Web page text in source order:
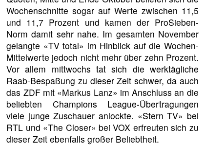
Wochenschnitte sogar auf Werte zwischen 11,5
und 11,7 Prozent und kamen der ProSieben-
Norm damit sehr nahe. Im gesamten November
gelangte «TV total» im Hinblick auf die Wochen-
Mittelwerte jedoch nicht mehr über zehn Prozent.
Vor allem mittwochs tat sich die werktägliche
Raab-Bespaßung zu dieser Zeit schwer, da auch
das ZDF mit «Markus Lanz» im Anschluss an die
beliebten Champions League-Übertragungen
viele junge Zuschauer anlockte. «Stern TV» bei
RTL und «The Closer» bei VOX erfreuten sich zu
dieser Zeit ebenfalls großer Beliebtheit.